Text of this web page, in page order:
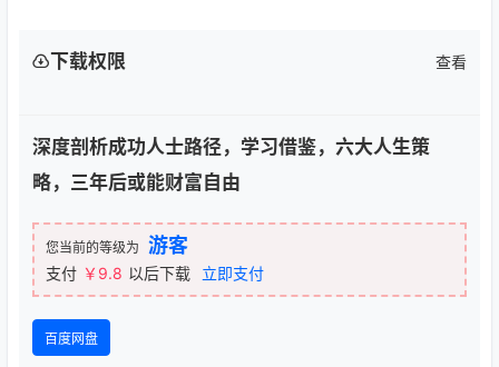
下载权限 查看
深度剖析成功人士路径，学习借鉴，六大人生策
略，三年后或能财富自由
您当前的等级为 游客
支付 ￥9.8 以后下载 立即支付
百度网盘